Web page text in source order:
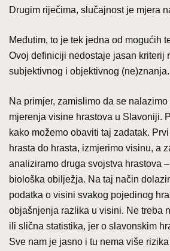
Drugim riječima, slučajnost je mjera
Međutim, to je tek jedna od mogućih
Ovoj definiciji nedostaje jasan kriterij
subjektivnog i objektivnog (ne)znanja.
Na primjer, zamislimo da se
mjerenja visine hrastova u Slavoniji.
kako možemo obaviti taj zadatak.
hrasta do hrasta, izmjerimo visinu, a
analiziramo druga svojstva hrastova
biološka obilježja. Na taj način
podatka o visini svakog pojedinog
objašnjenja razlika u visini. Ne treba
ili slična statistika, jer o slavonskim
Sve nam je jasno i tu nema više